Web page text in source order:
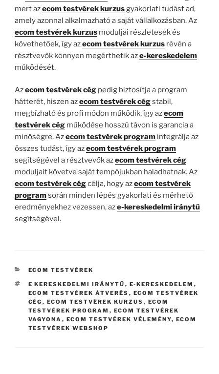
mert azecom testvérek kurzusgyakorlati tudást ad,
amely azonnal alkalmazható a saját vállalkozásban. Az
ecom testvérek kurzus moduljai részletesek és
követhetőek, így azecom testvérek kurzus révén a
résztvevők könnyen megérthetik aze-kereskedelem
működését.
Azecom testvérek cég pedig biztosítja a program
hátterét, hiszen azecom testvérek cégstabil,
megbízható és profi módon működik, így azecom
testvérek cég működése hosszú távon is garancia a
minőségre. Azecom testvérek program integrálja az
összes tudást, így azecom testvérek program
segítségével a résztvevők azecom testvérek cég
moduljait követve saját tempójukban haladhatnak. Az
ecom testvérek cégcélja, hogy azecom testvérek
programsorán minden lépés gyakorlati és mérhető
eredményekhez vezessen, aze-kereskedelmi iránytű
segítségével.
KATEGÓRIÁK
ECOM TESTVÉREK
CÍMKÉK
E KERESKEDELMI IRÁNYTŰ , E-KERESKEDELEM ,
ECOM TESTVÉREK ÁTVERÉS , ECOM TESTVÉREK
CÉG , ECOM TESTVÉREK KURZUS , ECOM
TESTVÉREK PROGRAM , ECOM TESTVÉREK
VAGYONA , ECOM TESTVÉREK VÉLEMÉNY, ECOM
TESTVÉREK WEBSHOP